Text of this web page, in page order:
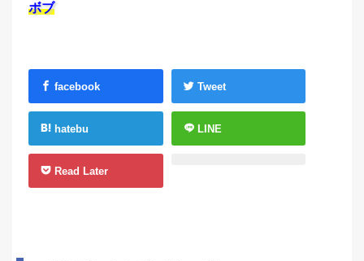
ボブ
facebook Tweet
hatebu LINE
Read Later